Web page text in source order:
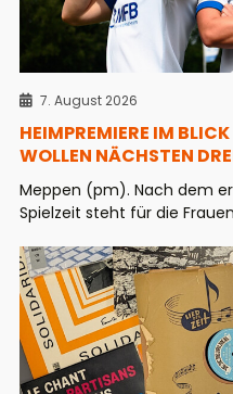
7. August 2026
HEIMPREMIERE IM
WOLLEN NÄCHSTEN
Meppen (pm). Nach dem
Spielzeit steht für die